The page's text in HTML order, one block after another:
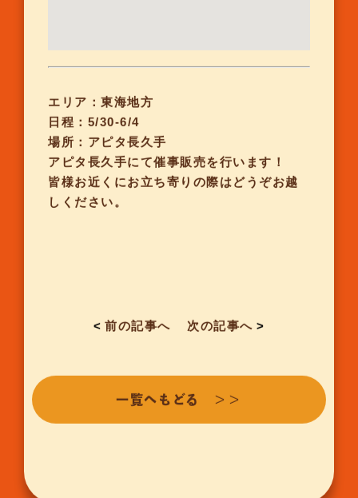
エリア：東海地方
日程：5/30-6/4
場所：アピタ長久手
アピタ長久手にて催事販売を行います！
皆様お近くにお立ち寄りの際はどうぞお越
しください。
<前の記事へ 次の記事へ >
一覧へもどる ＞＞